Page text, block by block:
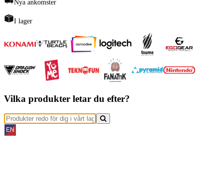
Nya ankomster
I lager
Vilka produkter letar du efter?